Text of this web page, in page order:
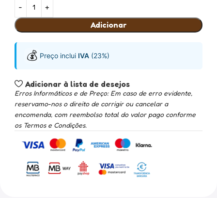
Adicionar
💰 Preço inclui IVA (23%)
Adicionar à lista de desejos
Erros Informáticos e de Preço: Em caso de erro evidente,
reservamo-nos o direito de corrigir ou cancelar a
encomenda, com reembolso total do valor pago conforme
os Termos e Condições.